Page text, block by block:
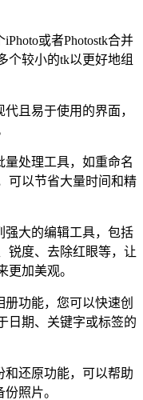
或者Photostk合并
个较小的tk以更好地组
且易于使用的界面，
量处理工具，如重命名
可以节省大量时间和精
强大的编辑工具，包括
锐度、去除红眼等，让
更加美观。
功能，您可以快速创
日期、关键字或标签的
和还原功能，可以帮助
照片。